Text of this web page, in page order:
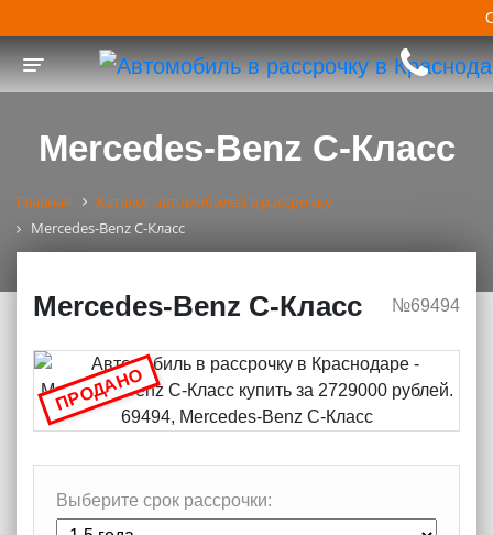
Toggle navigation
Mercedes-Benz C-Класс
Главная
Каталог автомобилей в рассрочку
Mercedes-Benz C-Класс
Mercedes-Benz C-Класс №69494
Выберите срок рассрочки:
ПРОДАНО